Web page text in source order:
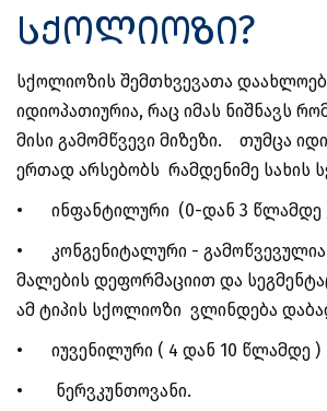
სქოლიოზი?
სქოლიოზის შემთხვევათა
იდიოპათიურია, რაც იმას ნიშნავს
მისი გამომწვევი მიზეზი. თუმცა
ერთად არსებობს რამდენიმე სახის
•
ინფანტილური (0-დან 3 წლამდე
•
კონგენიტალური -
მალების დეფორმაციით და
ამ ტიპის სქოლიოზი ვლინდება
•
იუვენილური ( 4 დან 10 წლამდე )
•
ნერვკუნთოვანი.